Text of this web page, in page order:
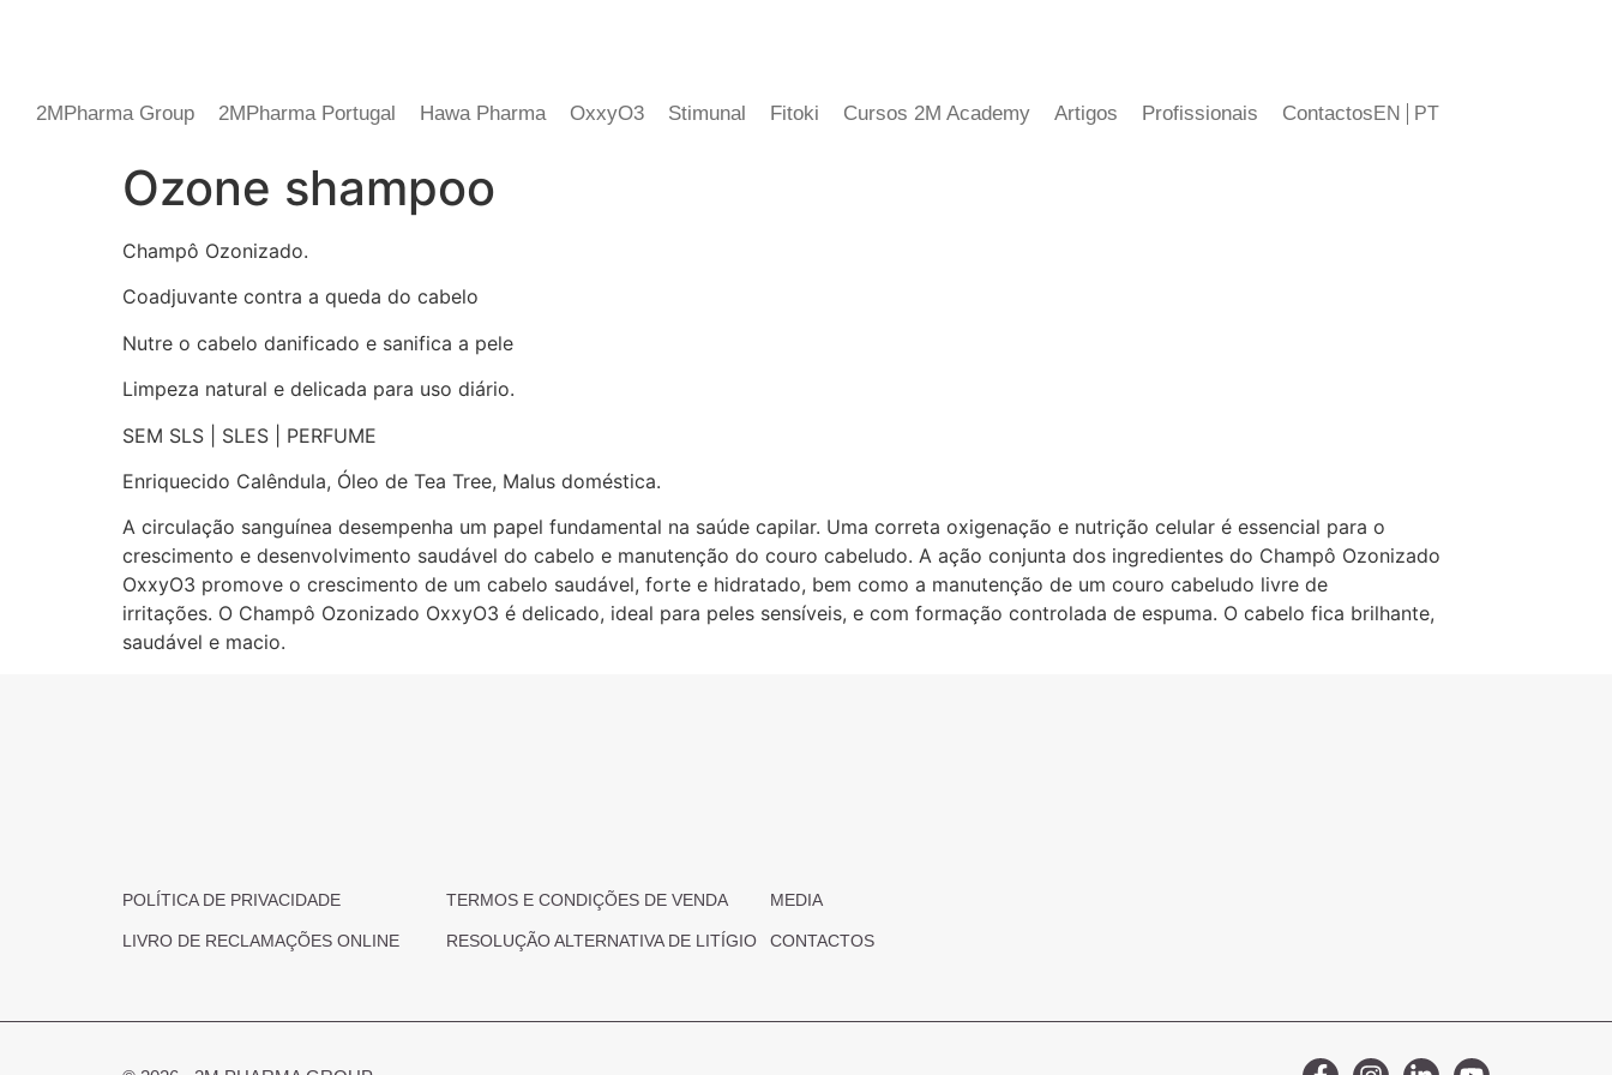
2MPharma Group 2MPharma Portugal Hawa Pharma OxxyO3 Stimunal Fitoki Cursos 2M Academy Artigos Profissionais ContactosEN PT
Ozone shampoo
Champô Ozonizado.
Coadjuvante contra a queda do cabelo
Nutre o cabelo danificado e sanifica a pele
Limpeza natural e delicada para uso diário.
SEM SLS | SLES | PERFUME
Enriquecido Calêndula, Óleo de Tea Tree, Malus doméstica.
A circulação sanguínea desempenha um papel fundamental na saúde capilar. Uma correta oxigenação e nutrição celular é essencial para o
crescimento e desenvolvimento saudável do cabelo e manutenção do couro cabeludo. A ação conjunta dos ingredientes do Champô Ozonizado
OxxyO3 promove o crescimento de um cabelo saudável, forte e hidratado, bem como a manutenção de um couro cabeludo livre de
irritações. O Champô Ozonizado OxxyO3 é delicado, ideal para peles sensíveis, e com formação controlada de espuma. O cabelo fica brilhante,
saudável e macio.
POLÍTICA DE PRIVACIDADE TERMOS E CONDIÇÕES DE VENDA MEDIA
LIVRO DE RECLAMAÇÕES ONLINE RESOLUÇÃO ALTERNATIVA DE LITÍGIO CONTACTOS